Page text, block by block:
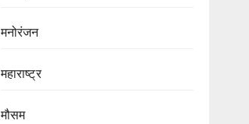
मनोरंजन
महाराष्ट्र
मौसम